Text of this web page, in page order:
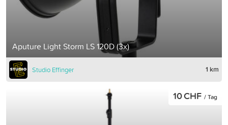
Aputure Light Storm LS 120D (3x)
Studio Effinger 1 km
10 CHF / Tag